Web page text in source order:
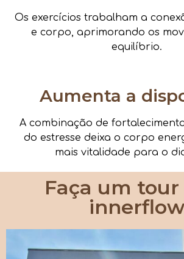
Os exercícios trabalham a
e corpo, aprimorando os
equilíbrio.
Aumenta a
A combinação de
do estresse deixa o corpo
mais vitalidade para o
Faça um tour
innerflow